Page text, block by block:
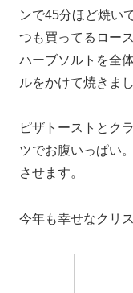
ンで45分ほど焼い
つも買ってるロー
ハーブソルトを全
ルをかけて焼きまし
ピザトーストとク
ツでお腹いっぱい
させます。
今年も幸せなクリ